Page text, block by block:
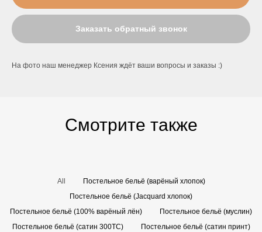
Заказать обратный звонок
На фото наш менеджер Ксения ждёт ваши вопросы и заказы :)
Смотрите также
All
Постельное бельё (варёный хлопок)
Постельное бельё (Jacquard хлопок)
Постельное бельё (100% варёный лён)
Постельное бельё (муслин)
Постельное бельё (сатин 300TC)
Постельное бельё (сатин принт)